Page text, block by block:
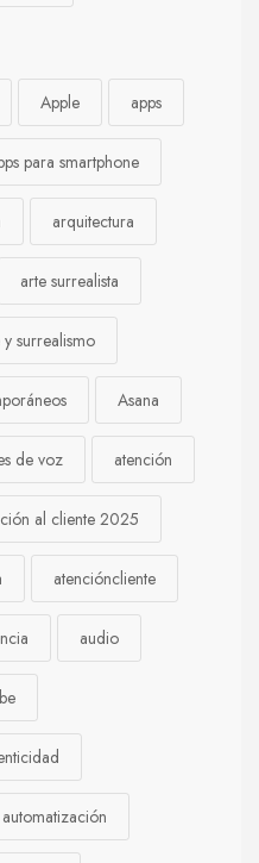
Apple apps
para smartphone
arquitectura
arte surrealista
y surrealismo
Asana
de voz atención
al cliente 2025
atencióncliente
audio
automatización